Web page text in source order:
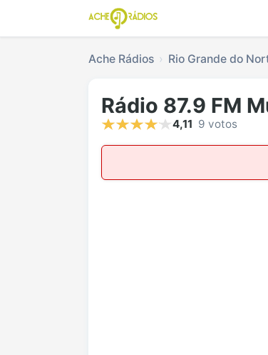
Ache Rádios Rio Grande do
Rádio 87.9 FM
4,11 9 votos